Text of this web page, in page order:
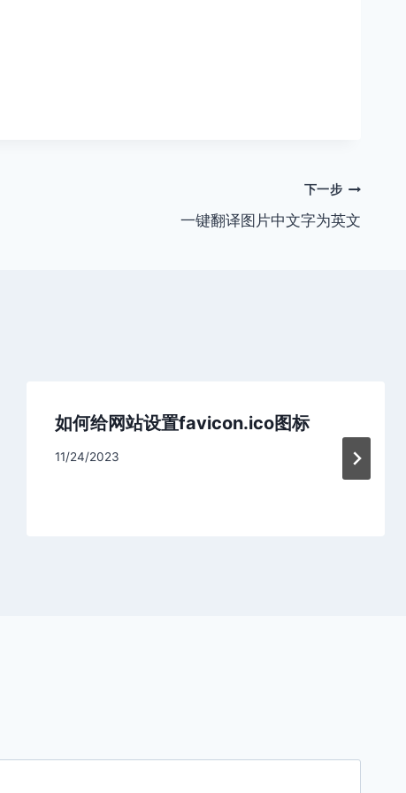
下一步
一键翻译图片中文字为英文
如何给网站设置favicon.ico图标
11/24/2023